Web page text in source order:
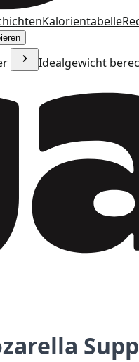
Kalorientabelle
Idealgewicht